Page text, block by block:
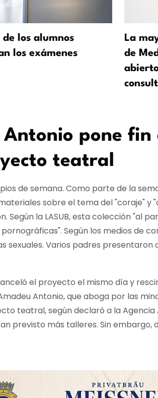
de los alumnos
los exámenes
La
de
Antonio pone fin
teatral
de semana. Como parte de la
sobre el tema del "coraje" y
Según la LASUB, esta colección "al
Según los medios de
sexuales. Varios padres presentaron
el proyecto el mismo día y
Antonio, que aboga por las
teatral, según declaró a la Agencia
previsto más talleres. Sin embargo,